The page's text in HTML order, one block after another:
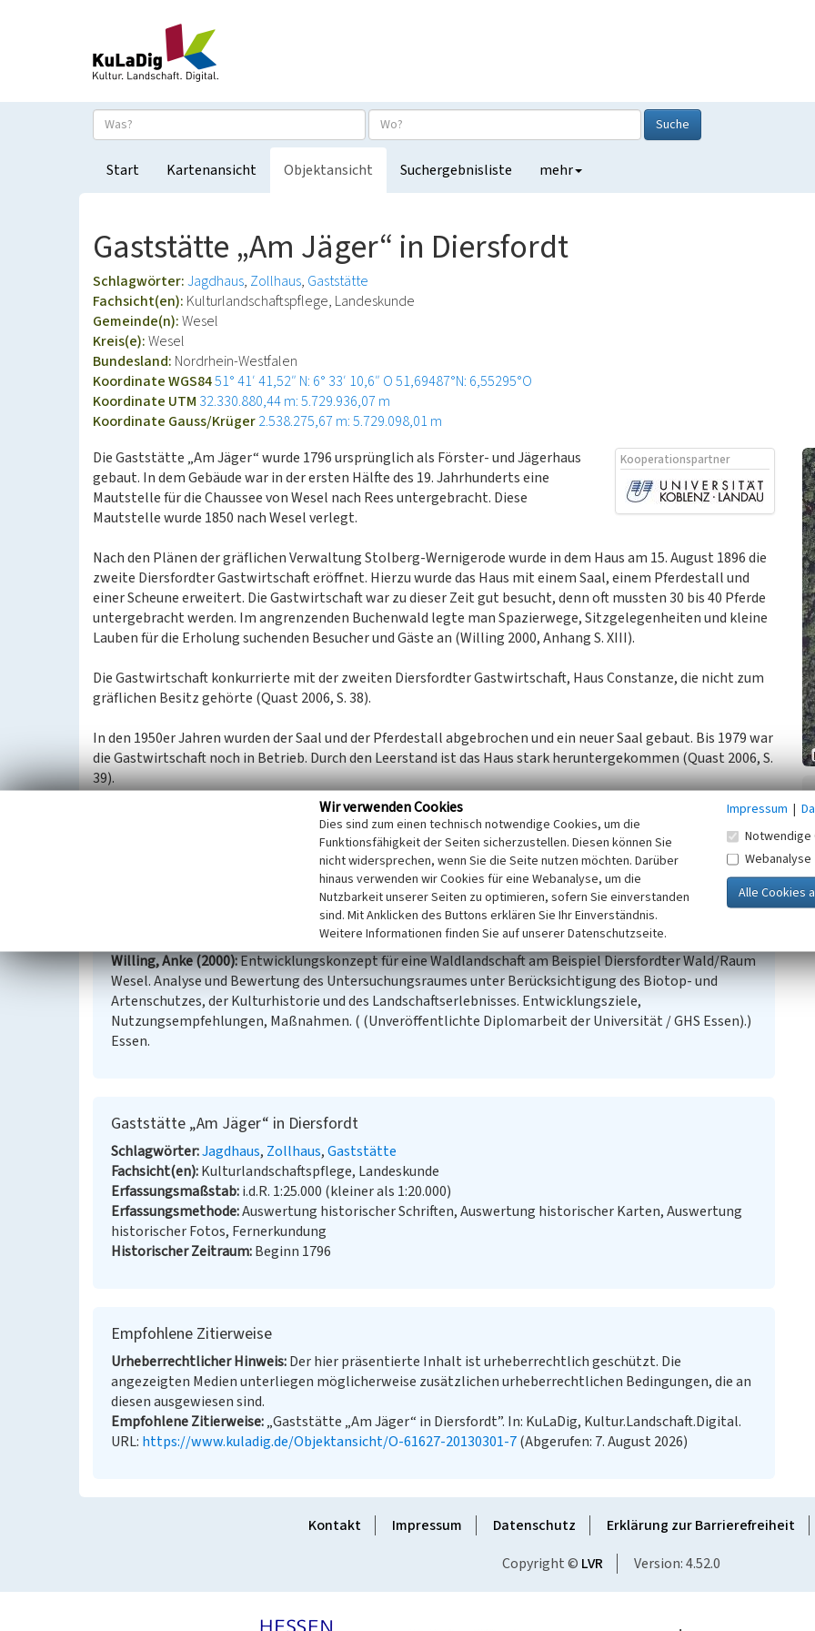
Suche
Start Kartenansicht Objektansicht Suchergebnisliste mehr
Gaststätte „Am Jäger“ in Diersfordt
Schlagwörter:Jagdhaus Zollhaus Gaststätte
Fachsicht(en): Kulturlandschaftspflege, Landeskunde
Gemeinde(n):Wesel
Kreis(e):Wesel
Bundesland: Nordrhein-Westfalen
Koordinate WGS8451° 41′ 41,52″ N: 6° 33′ 10,6″ O51,69487°N: 6,55295°O
Koordinate UTM 32.330.880,44 m: 5.729.936,07 m
Koordinate Gauss/Krüger2.538.275,67 m: 5.729.098,01 m
Kooperationspartner
Die Gaststätte „Am Jäger“ wurde 1796 ursprünglich als Förster- und Jägerhaus
gebaut. In dem Gebäude war in der ersten Hälfte des 19. Jahrhunderts eine
Mautstelle für die Chaussee von Wesel nach Rees untergebracht. Diese
Mautstelle wurde 1850 nach Wesel verlegt.
Nach den Plänen der gräflichen Verwaltung Stolberg-Wernigerode wurde in dem Haus am 15. August 1896 die
zweite Diersfordter Gastwirtschaft eröffnet. Hierzu wurde das Haus mit einem Saal, einem Pferdestall und
einer Scheune erweitert. Die Gastwirtschaft war zu dieser Zeit gut besucht, denn oft mussten 30 bis 40 Pferde
untergebracht werden. Im angrenzenden Buchenwald legte man Spazierwege, Sitzgelegenheiten und kleine
Lauben für die Erholung suchenden Besucher und Gäste an (Willing 2000, Anhang S. XIII).
Die Gastwirtschaft konkurrierte mit der zweiten Diersfordter Gastwirtschaft, Haus Constanze, die nicht zum
gräflichen Besitz gehörte (Quast 2006, S. 38).
In den 1950er Jahren wurden der Saal und der Pferdestall abgebrochen und ein neuer Saal gebaut. Bis 1979 war
die Gastwirtschaft noch in Betrieb. Durch den Leerstand ist das Haus stark heruntergekommen (Quast 2006, S.
39).
(Peter Burggraaff, Universität Koblenz-Landau, 2013)
Quast, Renate / Heimatverein der Herrlichkeit Diersfordt e.V. (Hrsg.) (2006) Streifzüge durch die Natur-
und Kulturgeschichte der alten Herrlichkeit Diersfordt (Wesel). Kulturroute Diersfordter
Willing, Anke (2000) Entwicklungskonzept für eine Waldlandschaft am Beispiel Diersfordter Wald/Raum
Wesel. Analyse und Bewertung des Untersuchungsraumes unter Berücksichtigung des Biotop- und
Artenschutzes, der Kulturhistorie und des Landschaftserlebnisses. Entwicklungsziele,
Nutzungsempfehlungen, Maßnahmen. ( (Unveröffentlichte Diplomarbeit der Universität / GHS Essen).)
Essen.
Gaststätte „Am Jäger“ in Diersfordt
Schlagwörter Jagdhaus Zollhaus Gaststätte
Fachsicht(en) Kulturlandschaftspflege, Landeskunde
Erfassungsmaßstab i.d.R. 1:25.000 (kleiner als 1:20.000)
Erfassungsmethode Auswertung historischer Schriften, Auswertung historischer Karten, Auswertung
historischer Fotos, Fernerkundung
Historischer Zeitraum Beginn 1796
Empfohlene Zitierweise
Urheberrechtlicher Hinweis Der hier präsentierte Inhalt ist urheberrechtlich geschützt. Die
angezeigten Medien unterliegen möglicherweise zusätzlichen urheberrechtlichen Bedingungen, die an
diesen ausgewiesen sind.
Empfohlene Zitierweise „Gaststätte „Am Jäger“ in Diersfordt”. In: KuLaDig, Kultur.Landschaft.Digital.
URL: https://www.kuladig.de/Objektansicht/O-61627-20130301-7(Abgerufen: 7. August 2026)
Kontakt Impressum Datenschutz Erklärung zur Barrierefreiheit
Copyright © LVR Version: 4.52.0
Wir verwenden Cookies
Dies sind zum einen technisch notwendige Cookies, um die
Funktionsfähigkeit der Seiten sicherzustellen. Diesen können Sie
nicht widersprechen, wenn Sie die Seite nutzen möchten. Darüber
hinaus verwenden wir Cookies für eine Webanalyse, um die
Nutzbarkeit unserer Seiten zu optimieren, sofern Sie einverstanden
sind. Mit Anklicken des Buttons erklären Sie Ihr Einverständnis.
Weitere Informationen finden Sie auf unserer Datenschutzseite.
Impressum |
Notwendige
Webanalyse